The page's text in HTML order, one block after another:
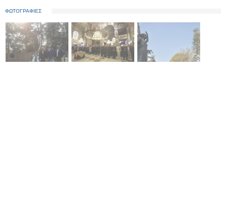
ΦΩΤΟΓΡΑΦΙΕΣ